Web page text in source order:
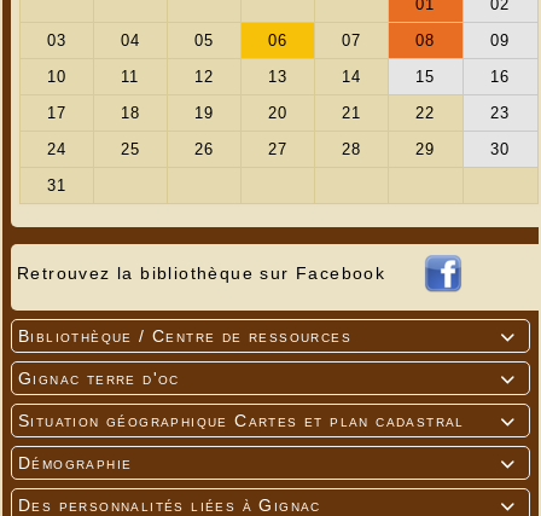
Retrouvez la bibliothèque sur Facebook

Bibliothèque / Centre de ressources

Gignac terre d'oc

Situation géographique Cartes et plan cadastral

Démographie

Des personnalités liées à Gignac